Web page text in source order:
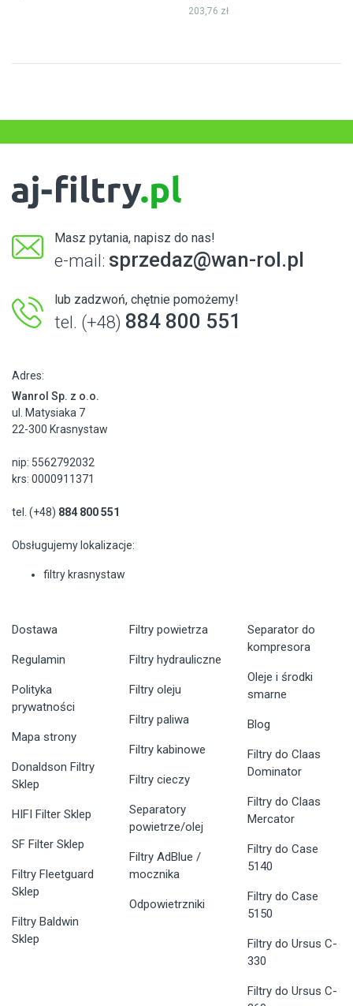
203,76 zł
Masz pytania, napisz do nas!
e-mail: sprzedaz@wan-rol.pl
lub zadzwoń, chętnie pomożemy!
tel. (+48) 884 800 551
Adres:
Wanrol Sp. z o.o.
ul. Matysiaka 7
22-300 Krasnystaw
nip: 5562792032
krs: 0000911371
tel. (+48) 884 800 551
Obsługujemy lokalizacje:
filtry krasnystaw
Dostawa
Regulamin
Polityka
prywatności
Mapa strony
Donaldson Filtry
Sklep
HIFI Filter Sklep
SF Filter Sklep
Filtry Fleetguard
Sklep
Filtry Baldwin
Sklep
Filtry powietrza
Filtry hydrauliczne
Filtry oleju
Filtry paliwa
Filtry kabinowe
Filtry cieczy
Separatory
powietrze/olej
Filtry AdBlue /
mocznika
Odpowietrzniki
Separator do
kompresora
Oleje i środki
smarne
Blog
Filtry do Claas
Dominator
Filtry do Claas
Mercator
Filtry do Case
5140
Filtry do Case
5150
Filtry do Ursus C-
330
Filtry do Ursus C-